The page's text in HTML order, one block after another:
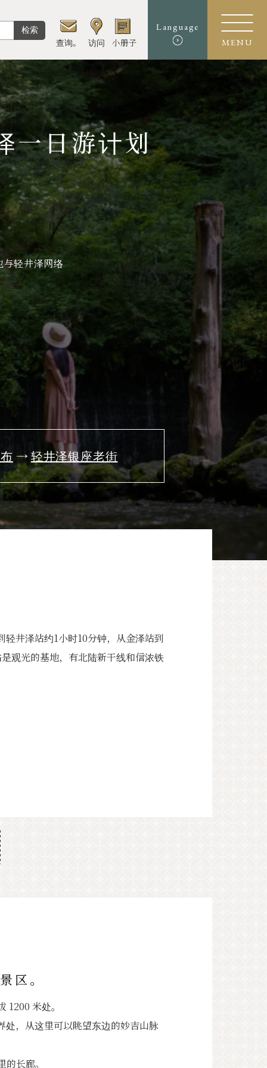
检索
查询。 访问 小册子
Language
MENU
库。
其他协会成员
バナー広告案内
一日游计划
与轻井泽网络
轻井泽银座老街
轻井泽站约1小时10分钟，从金泽站到
观光的基地，有北陆新干线和信浓铁
区。
米处。
处，从这里可以眺望东边的妙吉山脉
长廊。